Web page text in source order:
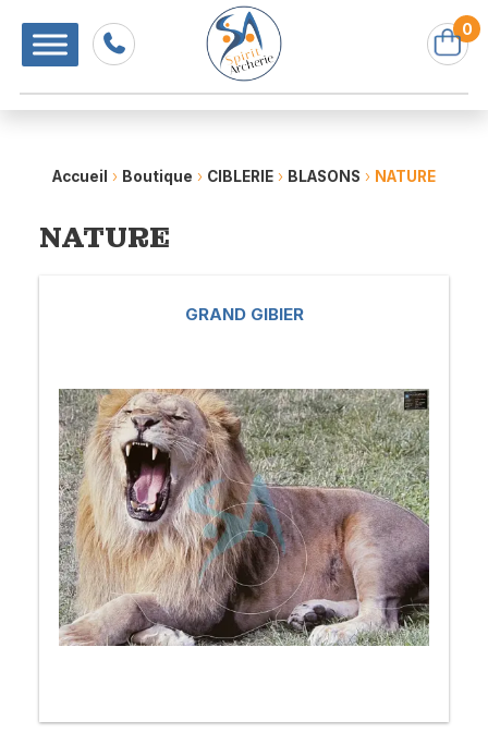
Accueil › Boutique › CIBLERIE › BLASONS › NATURE
NATURE
GRAND GIBIER
0